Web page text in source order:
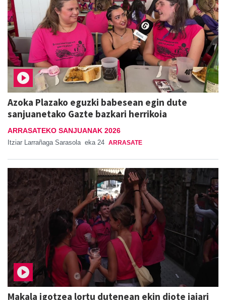
Azoka Plazako eguzki babesean egin dute
sanjuanetako Gazte bazkari herrikoia
ARRASATEKO SANJUANAK 2026
Itziar Larrañaga Sarasola eka 24 ARRASATE
Makala igotzea lortu dutenean ekin diote jaiari